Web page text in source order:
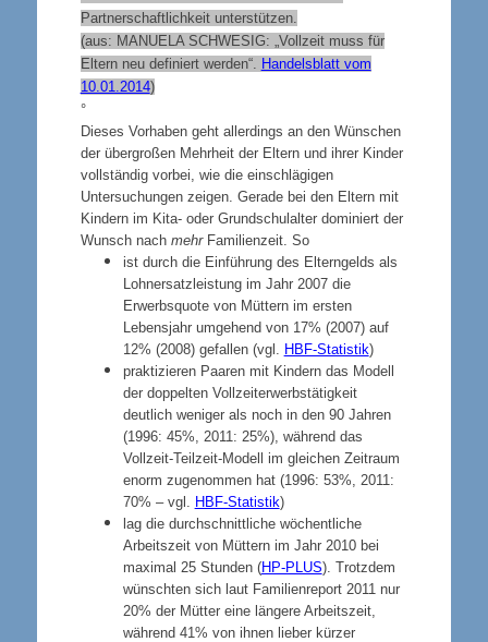
Partnerschaftlichkeit unterstützen.
(aus: MANUELA SCHWESIG: „Vollzeit muss für
Eltern neu definiert werden“. Handelsblatt vom
10.01.2014)
°
Dieses Vorhaben geht allerdings an den Wünschen
der übergroßen Mehrheit der Eltern und ihrer Kinder
vollständig vorbei, wie die einschlägigen
Untersuchungen zeigen. Gerade bei den Eltern mit
Kindern im Kita- oder Grundschulalter dominiert der
Wunsch nach mehrFamilienzeit. So
ist durch die Einführung des Elterngelds als
Lohnersatzleistung im Jahr 2007 die
Erwerbsquote von Müttern im ersten
Lebensjahr umgehend von 17% (2007) auf
12% (2008) gefallen (vgl. HBF-Statistik)
praktizieren Paaren mit Kindern das Modell
der doppelten Vollzeiterwerbstätigkeit
deutlich weniger als noch in den 90 Jahren
(1996: 45%, 2011: 25%), während das
Vollzeit-Teilzeit-Modell im gleichen Zeitraum
enorm zugenommen hat (1996: 53%, 2011:
70% – vgl. HBF-Statistik)
lag die durchschnittliche wöchentliche
Arbeitszeit von Müttern im Jahr 2010 bei
maximal 25 Stunden (HP-PLUS). Trotzdem
wünschten sich laut Familienreport 2011 nur
20% der Mütter eine längere Arbeitszeit,
während 41% von ihnen lieber kürzer